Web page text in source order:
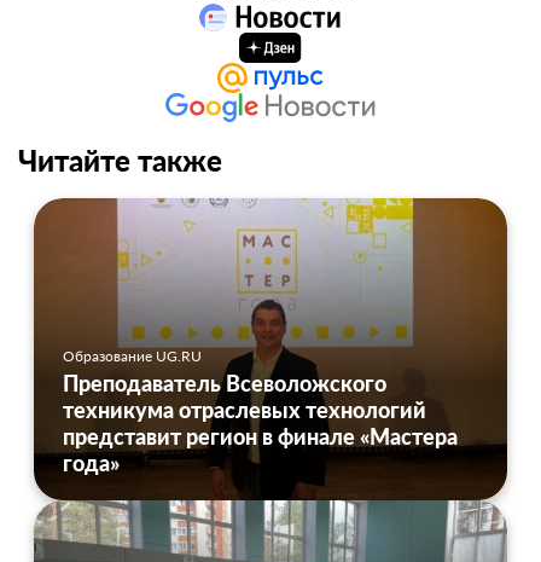
Читайте также
Образование UG.RU
Преподаватель Всеволожского
техникума отраслевых технологий
представит регион в финале «Мастера
года»